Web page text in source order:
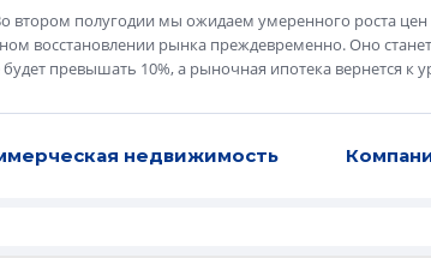
втором полугодии мы ожидаем умеренного роста цен
восстановлении рынка преждевременно. Оно
будет превышать 10%, а рыночная ипотека вернется к
недвижимость